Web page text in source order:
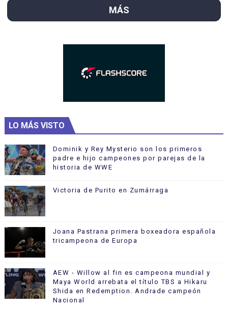
MÁS
LO MÁS VISTO
Dominik y Rey Mysterio son los primeros
padre e hijo campeones por parejas de la
historia de WWE
Victoria de Purito en Zumárraga
Joana Pastrana primera boxeadora española
tricampeona de Europa
AEW - Willow al fin es campeona mundial y
Maya World arrebata el título TBS a Hikaru
Shida en Redemption. Andrade campeón
Nacional